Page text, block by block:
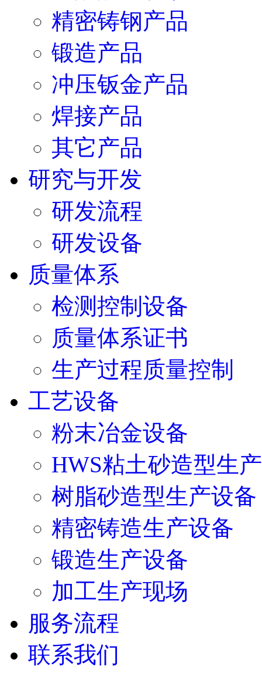
精密铸钢产品
锻造产品
冲压钣金产品
焊接产品
其它产品
研究与开发
研发流程
研发设备
质量体系
检测控制设备
质量体系证书
生产过程质量控制
工艺设备
粉末冶金设备
HWS粘土砂造型生
树脂砂造型生产设备
精密铸造生产设备
锻造生产设备
加工生产现场
服务流程
联系我们